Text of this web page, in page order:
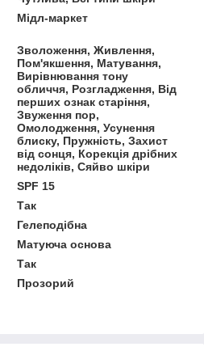
Мідл-маркет
Зволоження, Живлення,
Пом'якшення, Матування,
Вирівнювання тону
обличчя, Розгладження, Від
перших ознак старіння,
Звуження пор,
Омолодження, Усунення
блиску, Пружність, Захист
від сонця, Корекція дрібних
недоліків, Сяйво шкіри
SPF 15
Так
Гелеподібна
Матуюча основа
Так
Прозорий